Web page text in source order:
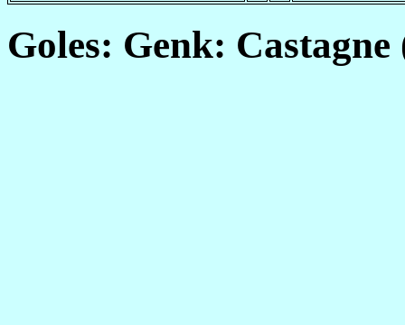
Goles: Genk: